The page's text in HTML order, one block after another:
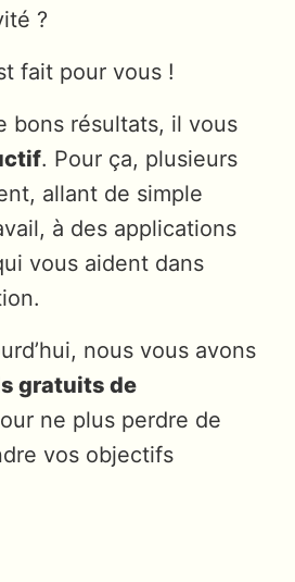
?
fait pour vous !
bons résultats, il vous
. Pour ça, plusieurs
allant de simple
à des applications
vous aident dans
nous vous avons
gratuits de
ne plus perdre de
vos objectifs